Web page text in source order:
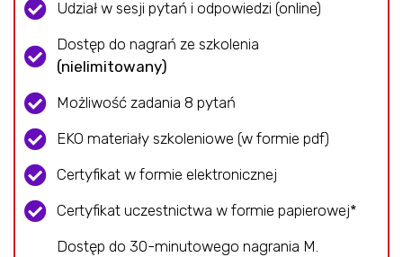
Udział w sesji pytań i odpowiedzi (online)
Dostęp do nagrań ze szkolenia​
(nielimitowany)
Możliwość zadania 8 pytań
EKO materiały szkoleniowe (w formie pdf)
Certyfikat w formie elektronicznej
Certyfikat uczestnictwa w formie papierowej*
Dostęp do 30-minutowego nagrania M.